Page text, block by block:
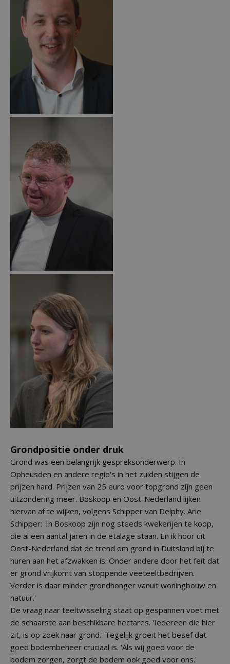
Grondpositie onder druk
Grond was een belangrijk gespreksonderwerp. In
Opheusden en andere regio's in het zuiden stijgen de
prijzen hard. Prijzen van 25 euro voor topgrond zijn geen
uitzondering meer. Boskoop en Oost-Nederland lijken
hiervan af te wijken, volgens Schipper van Delphy. Arie
Schipper: 'In Boskoop zijn nog steeds kwekerijen te koop,
die al een aantal jaren in de etalage staan. En ik hoor uit
Oost-Nederland dat de trend om grond in Duitsland bij te
huren aan het afzwakken is. Onder andere door het feit dat
er grond vrijkomt van stoppende veeteeltbedrijven.
Verder is daar minder grondhonger vanuit woningbouw en
natuur.'
De vraag naar teeltwisseling staat op gespannen voet met
de schaarste aan beschikbare hectares. 'Iedereen die hier
zit, is op zoek naar grond.' Tegelijk groeit het besef dat
goed bodembeheer cruciaal is. 'Als wij goed voor de
bodem zorgen, zorgt de bodem ook goed voor ons.'